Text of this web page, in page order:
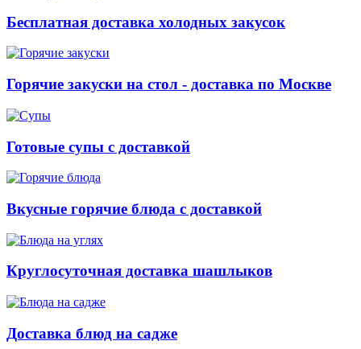
Бесплатная доставка холодных закусок
Горячие закуски на стол - доставка по Москве
Готовые супы с доставкой
Вкусные горячие блюда с доставкой
Круглосуточная доставка шашлыков
Доставка блюд на садже